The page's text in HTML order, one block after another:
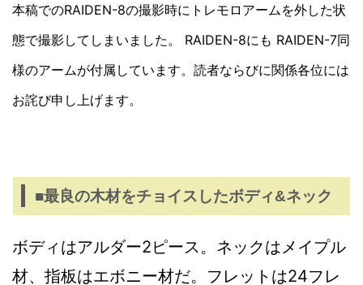
本稿でのRAIDEN-8の撮影時にトレモロアームを外した状
態で撮影してしまいました。 RAIDEN-8にも RAIDEN-7同
様のアームが付属しています。読者ならびに関係各位には
お詫び申し上げます。
■最良の木材をチョイスしたボディ&ネック
ボディはアルダー2ピース。ネックはメイプル
材、指板はエボニー材だ。フレットは24フレ